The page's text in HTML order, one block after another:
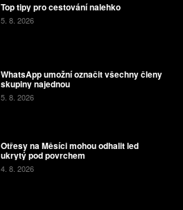
Top tipy pro cestování nalehko
5. 8. 2026
WhatsApp umožní označit všechny členy
skupiny najednou
5. 8. 2026
Otřesy na Měsíci mohou odhalit led
ukrytý pod povrchem
4. 8. 2026